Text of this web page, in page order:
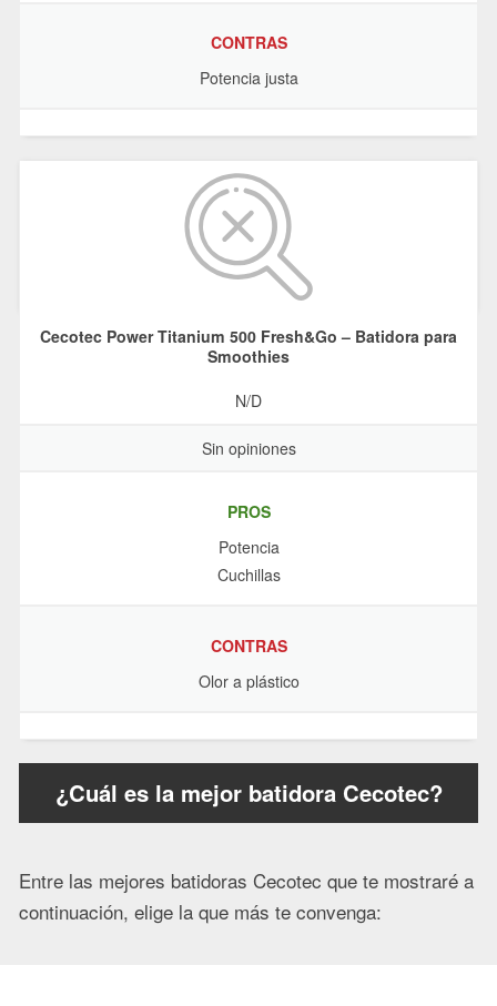
CONTRAS
Potencia justa
Cecotec Power Titanium 500 Fresh&Go – Batidora para
Smoothies
N/D
Sin opiniones
PROS
Potencia
Cuchillas
CONTRAS
Olor a plástico
¿Cuál es la mejor batidora Cecotec?
Entre las mejores batidoras Cecotec que te mostraré a
continuación, elige la que más te convenga: